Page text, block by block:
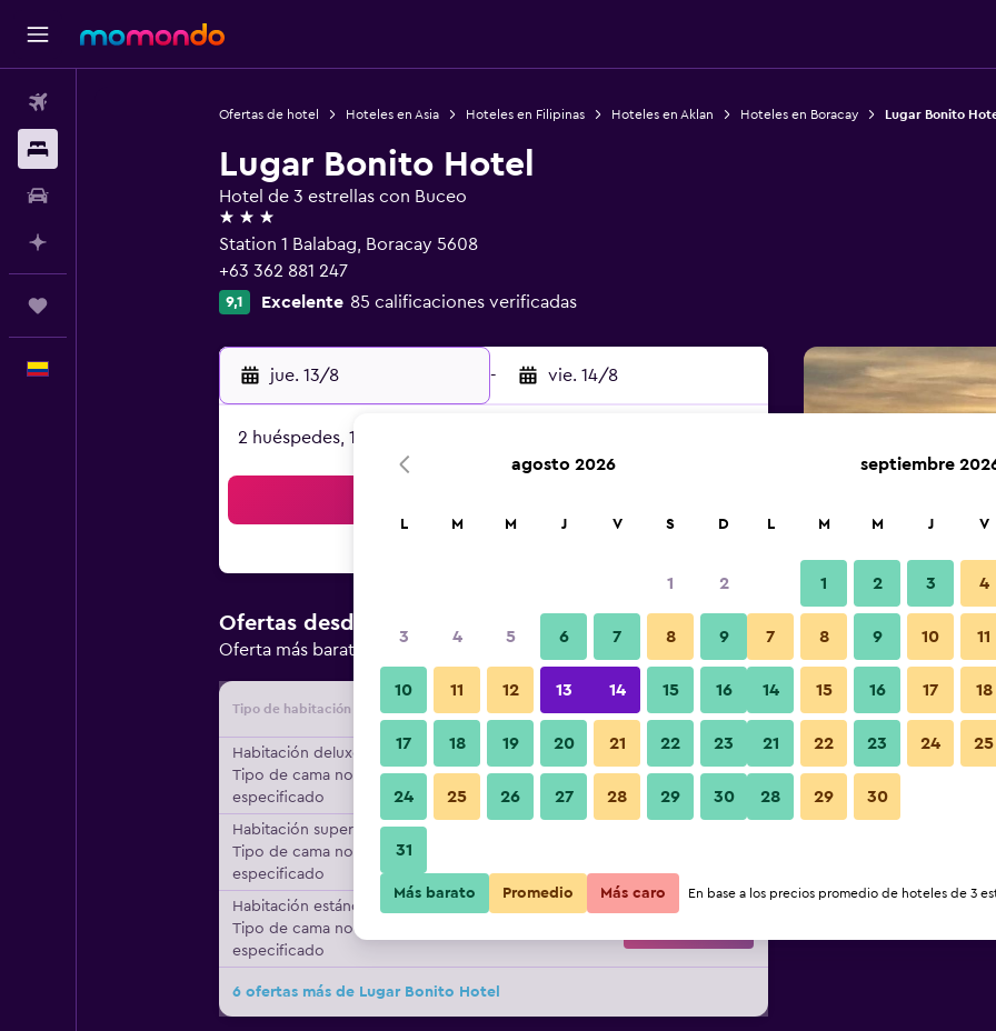
Ofertas de hotel Hoteles en Asia Hoteles en Filipinas Hoteles en Aklan Hoteles en Boracay Lugar Bonito
Lugar Bonito Hotel
Hotel de 3 estrellas con Buceo
3 estrellas
Station 1 Balabag, Boracay 5608
+63 362 881 247
9,1 Excelente 85 calificaciones verificadas
jue. 13/8 - vie. 14/8
2 huéspedes, 1 habitación
Ofertas desde
Oferta más barata de precio por noche
Tipo de habitación Proveedor
Habitación deluxe,
Tipo de cama no
especificado
$79.872 Ver oferta
Habitación superior,
Tipo de cama no
especificado
Habitación estándar,
Tipo de cama no
especificado
6 ofertas más de Lugar Bonito Hotel
Otros
Fotos
agosto 2026
L M M J V S D
1 2
3 4 5 6 7 8 9
10 11 12 13 14 15 16
17 18 19 20 21 22 23
24 25 26 27 28 29 30
31
septiembre
L M M J V
1 2 3 4
7 8 9 10 11
14 15 16 17 18
21 22 23 24 25
28 29 30
Más barato Promedio Más caro En base a los precios promedio de hoteles de 3